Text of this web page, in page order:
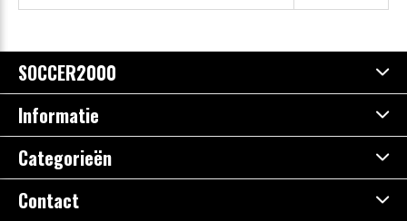
SOCCER2000
Informatie
Categorieën
Contact